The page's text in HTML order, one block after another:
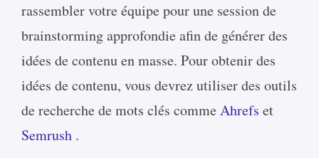
rassembler votre équipe pour une session de
brainstorming approfondie afin de générer des
idées de contenu en masse. Pour obtenir des
idées de contenu, vous devrez utiliser des outils
de recherche de mots clés commeAhrefs et
Semrush .